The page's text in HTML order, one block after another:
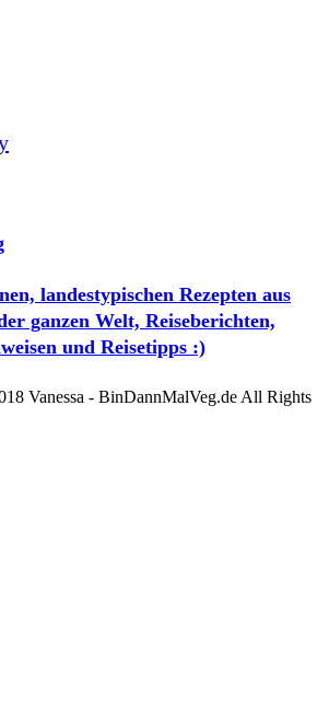
landestypischen Rezepten aus
ganzen Welt, Reiseberichten,
und Reisetipps :)
Vanessa - BinDannMalVeg.de All Rights